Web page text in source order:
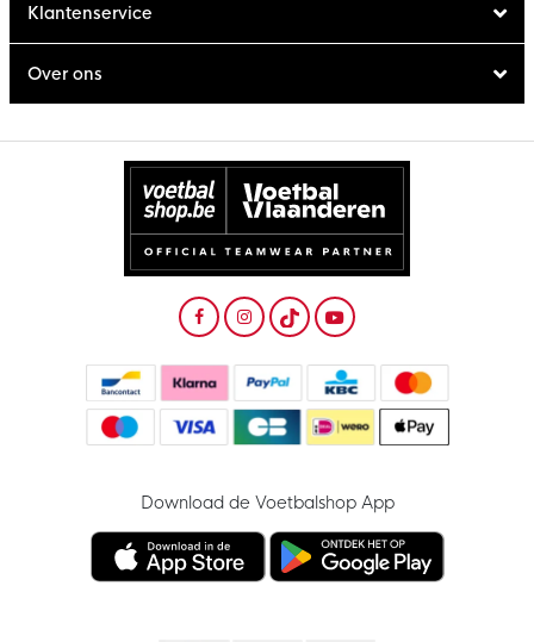
Klantenservice
Over ons
Download de Voetbalshop App